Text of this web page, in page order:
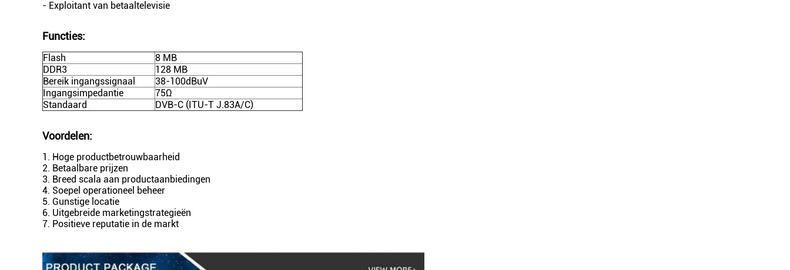
- Exploitant van betaaltelevisie
Functies:
Flash
8 MB
DDR3
128 MB
Bereik ingangssignaal
38-100dBuV
Ingangsimpedantie
75Ω
Standaard
DVB-C (ITU-T J.83A/C)
Voordelen:
1. Hoge productbetrouwbaarheid
2. Betaalbare prijzen
3. Breed scala aan productaanbiedingen
4. Soepel operationeel beheer
5. Gunstige locatie
6. Uitgebreide marketingstrategieën
7. Positieve reputatie in de markt